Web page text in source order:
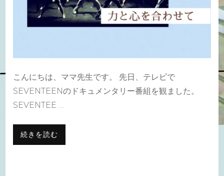
こんにちは、ママ先生です。 先日、テレビで
SEVENTEENのドキュメンタリー番組を観ました。
SEVENTEE …
続きを読む